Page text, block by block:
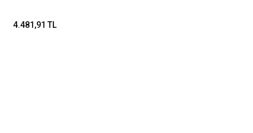
4.481,91 TL